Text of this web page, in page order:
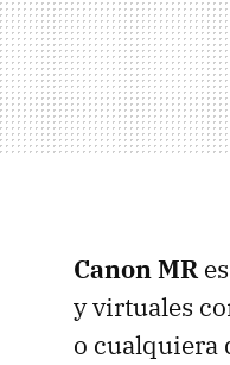
Canon MR
y virtuales
o cualquiera